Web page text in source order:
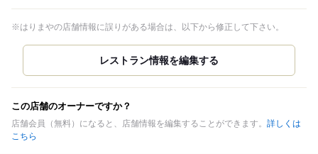
※はりまやの店舗情報に誤りがある場合は、以下から修正して下さい。
この店舗のオーナーですか？
店舗会員（無料）になると、店舗情報を編集することができます。 詳しくは
こちら